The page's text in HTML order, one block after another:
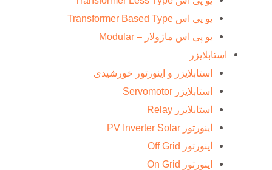
یو پی اس Transformer Based Type
یو پی اس ماژولار – Modular
استابلایزر
استابلایزر و اینورتور خورشیدی
استابلایزر Servomotor
استابلایزر Relay
اینورتور PV Inverter Solar
اینورتور Off Grid
اینورتور On Grid